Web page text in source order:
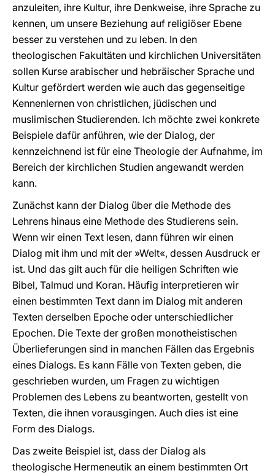
anzuleiten, ihre Kultur, ihre Denkweise, ihre Sprache zu
kennen, um unsere Beziehung auf religiöser Ebene
besser zu verstehen und zu leben. In den
theologischen Fakultäten und kirchlichen Universitäten
sollen Kurse arabischer und hebräischer Sprache und
Kultur gefördert werden wie auch das gegenseitige
Kennenlernen von christlichen, jüdischen und
muslimischen Studierenden. Ich möchte zwei konkrete
Beispiele dafür anführen, wie der Dialog, der
kennzeichnend ist für eine Theologie der Aufnahme, im
Bereich der kirchlichen Studien angewandt werden
kann.
Zunächst kann der Dialog über die Methode des
Lehrens hinaus eine Methode des Studierens sein.
Wenn wir einen Text lesen, dann führen wir einen
Dialog mit ihm und mit der »Welt«, dessen Ausdruck er
ist. Und das gilt auch für die heiligen Schriften wie
Bibel, Talmud und Koran. Häufig interpretieren wir
einen bestimmten Text dann im Dialog mit anderen
Texten derselben Epoche oder unterschiedlicher
Epochen. Die Texte der großen monotheistischen
Überlieferungen sind in manchen Fällen das Ergebnis
eines Dialogs. Es kann Fälle von Texten geben, die
geschrieben wurden, um Fragen zu wichtigen
Problemen des Lebens zu beantworten, gestellt von
Texten, die ihnen vorausgingen. Auch dies ist eine
Form des Dialogs.
Das zweite Beispiel ist, dass der Dialog als
theologische Hermeneutik an einem bestimmten Ort